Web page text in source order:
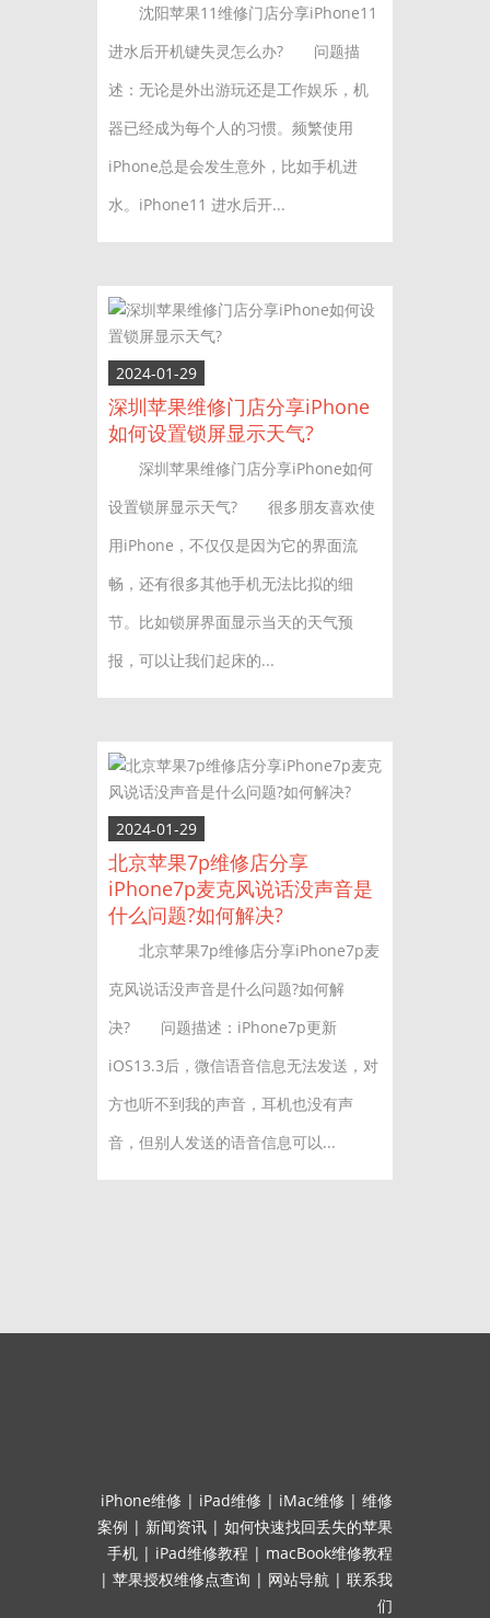
沈阳苹果11维修门店分享iPhone11
进水后开机键失灵怎么办? 问题描
述：无论是外出游玩还是工作娱乐，机
器已经成为每个人的习惯。频繁使用
iPhone总是会发生意外，比如手机进
水。iPhone11 进水后开...
2024-01-29
深圳苹果维修门店分享iPhone
如何设置锁屏显示天气?
深圳苹果维修门店分享iPhone如何
设置锁屏显示天气? 很多朋友喜欢使
用iPhone，不仅仅是因为它的界面流
畅，还有很多其他手机无法比拟的细
节。比如锁屏界面显示当天的天气预
报，可以让我们起床的...
2024-01-29
北京苹果7p维修店分享
iPhone7p麦克风说话没声音是
什么问题?如何解决?
北京苹果7p维修店分享iPhone7p麦
克风说话没声音是什么问题?如何解
决? 问题描述：iPhone7p更新
iOS13.3后，微信语音信息无法发送，对
方也听不到我的声音，耳机也没有声
音，但别人发送的语音信息可以...
iPhone维修 | iPad维修 | iMac维修 | 维修
案例 | 新闻资讯 | 如何快速找回丢失的苹果
手机 | iPad维修教程 | macBook维修教程
| 苹果授权维修点查询 | 网站导航 | 联系我
们